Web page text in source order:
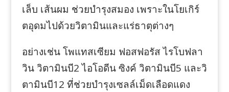
เล็บ เส้นผม ช่วยบำรุงสมอง เพราะในโยเกิร์
ตอุดมไปด้วยวิตามินและแร่ธาตุต่างๆ
อย่างเช่น โพแทสเซียม ฟอสฟอรัส ไรโบฟลา
วิน วิตามินบี2 ไอโอดีน ซิงค์ วิตามินบี5 และวิ
ตามินบี12 ที่ช่วยบำรุงเซลล์เม็ดเลือดแดง